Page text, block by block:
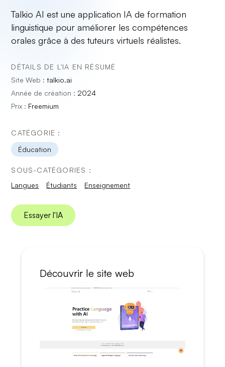
Talkio AI est une application IA de formation
linguistique pour améliorer les compétences
orales grâce à des tuteurs virtuels réalistes.
DÉTAILS DE L'IA EN RÉSUMÉ
Site Web :talkio.ai
Année de création : 2024
Prix : Freemium
CATÉGORIE :
Éducation
SOUS-CATÉGORIES :
Langues
Étudiants Enseignement
Essayer l'IA
Découvrir le site web